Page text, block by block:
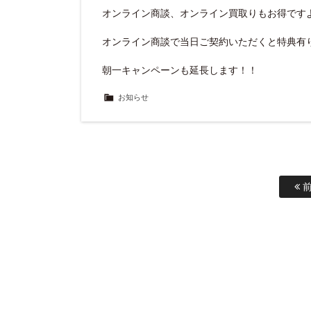
オンライン商談、オンライン買取りもお得です
オンライン商談で当日ご契約いただくと特典有
朝一キャンペーンも延長します！！
お知らせ